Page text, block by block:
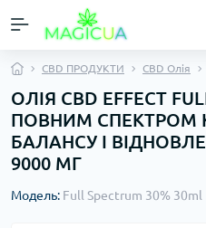
CBD ПРОДУКТИ CBD Олія
ОЛІЯ CBD EFFECT
ПОВНИМ СПЕКТРОМ
БАЛАНСУ І
9000 МГ
Модель: Full Spectrum 30% 30ml